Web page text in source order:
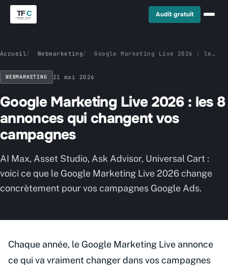
Audit gratuit
Accueil/ Webmarketing/
Google Marketing Live 2026 : les
WEBMARKETING 21 mai 2026
Google Marketing Live 2026 : les 8
annonces qui changent vos
campagnes
AI Max, Asset Studio, Ask Advisor, Universal Cart :
voici ce que le Google Marketing Live 2026 change
concrètement pour vos campagnes Google Ads.
Chaque année, le Google Marketing Live annonce
ce qui va vraiment changer dans vos campagnes